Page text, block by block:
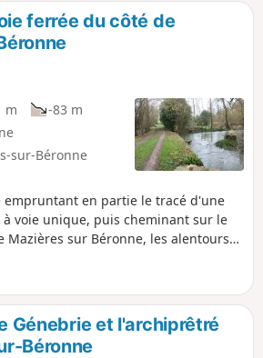
ferrée du côté de
m
-83 m
sur-Béronne
empruntant en partie le tracé d'une
voie unique, puis cheminant sur le
Mazières sur Béronne, les alentours
des paysages tantôt ouverts,
portion du Chemin de Compostelle et
intéressant (Moulin de
maisons typiques dans les
des lavoirs).
Génebrie et l'archiprêtré
Béronne